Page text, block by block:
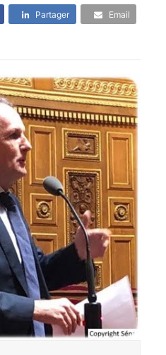
Partager Email